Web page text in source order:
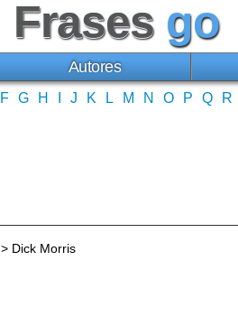
Frases go
Autores
F G H J K L M N O P Q R
> Dick Morris